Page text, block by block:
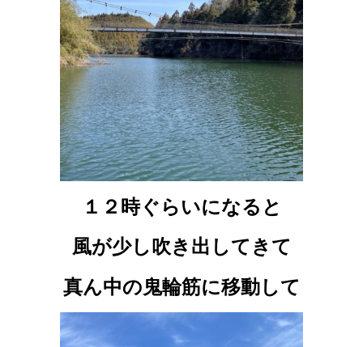
１２時ぐらいになると
風が少し吹き出してきて
真ん中の鬼輪筋に移動して